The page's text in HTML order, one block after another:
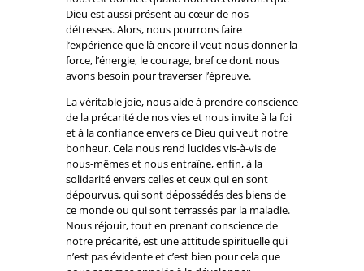
Dieu est aussi présent au cœur de nos
détresses. Alors, nous pourrons faire
l’expérience que là encore il veut nous donner la
force, l’énergie, le courage, bref ce dont nous
avons besoin pour traverser l’épreuve.
La véritable joie, nous aide à prendre conscience
de la précarité de nos vies et nous invite à la foi
et à la confiance envers ce Dieu qui veut notre
bonheur. Cela nous rend lucides vis-à-vis de
nous-mêmes et nous entraîne, enfin, à la
solidarité envers celles et ceux qui en sont
dépourvus, qui sont dépossédés des biens de
ce monde ou qui sont terrassés par la maladie.
Nous réjouir, tout en prenant conscience de
notre précarité, est une attitude spirituelle qui
n’est pas évidente et c’est bien pour cela que